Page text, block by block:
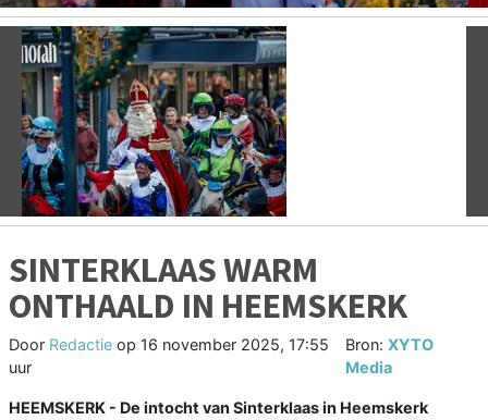
Vorige
SINTERKLAAS WARM
ONTHAALD IN HEEMSKERK
Door Redactie op 16 november 2025, 17:55
uur
Bron: XYTO
Media
HEEMSKERK - De intocht van Sinterklaas in Heemskerk